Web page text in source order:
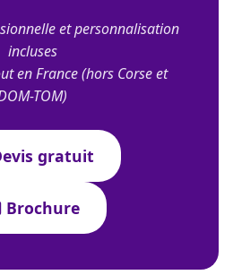
et personnalisation
incluses
en France (hors Corse et
TOM)
gratuit
Brochure